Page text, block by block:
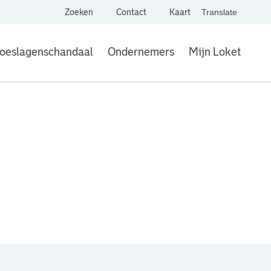
Zoeken Contact Kaart
. Link opent een
Translate
website,
Vertaal
Ondernemers Mijn Loket
. Link opent een